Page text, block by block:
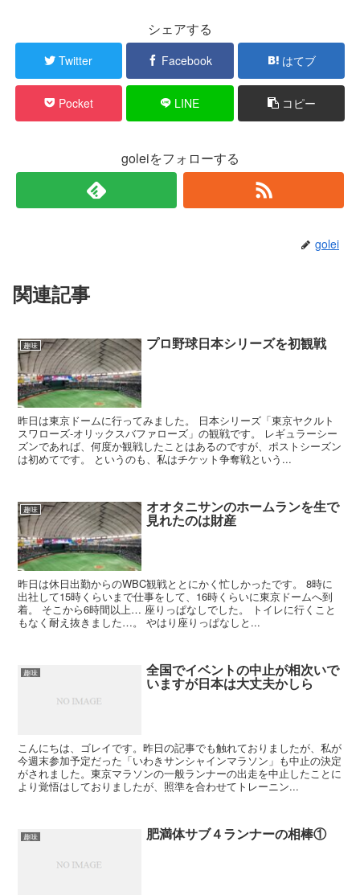
シェアする
Twitter Facebook はてブ
Pocket LINE コピー
goleiをフォローする
golei
関連記事
趣味 プロ野球日本シリーズを初観戦
昨日は東京ドームに行ってみました。 日本シリーズ「東京ヤクルト
スワローズ-オリックスバファローズ」の観戦です。 レギュラーシー
ズンであれば、何度か観戦したことはあるのですが、ポストシーズン
は初めてです。 というのも、私はチケット争奪戦という...
趣味 オオタニサンのホームランを生で
見れたのは財産
昨日は休日出勤からのWBC観戦ととにかく忙しかったです。 8時に
出社して15時くらいまで仕事をして、16時くらいに東京ドームへ到
着。 そこから6時間以上… 座りっぱなしでした。 トイレに行くこと
もなく耐え抜きました…。 やはり座りっぱなしと...
趣味 全国でイベントの中止が相次いで
いますが日本は大丈夫かしら
こんにちは、ゴレイです。昨日の記事でも触れておりましたが、私が
今週末参加予定だった「いわきサンシャインマラソン」も中止の決定
がされました。東京マラソンの一般ランナーの出走を中止したことに
より覚悟はしておりましたが、照準を合わせてトレーニン...
趣味 肥満体サブ４ランナーの相棒①